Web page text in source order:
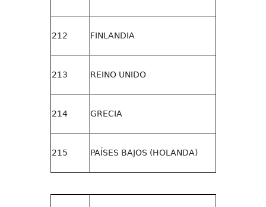
212 FINLANDIA
213 REINO UNIDO
214 GRECIA
215 PAÍSES BAJOS (HOLANDA)